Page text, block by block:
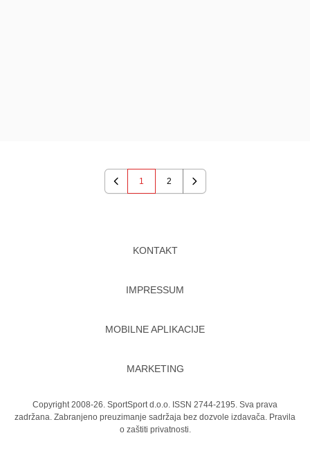
Previous
1 2
Next
KONTAKT
IMPRESSUM
MOBILNE APLIKACIJE
MARKETING
Copyright 2008-26. SportSport d.o.o. ISSN 2744-2195. Sva prava
zadržana. Zabranjeno preuzimanje sadržaja bez dozvole izdavača. Pravila
o zaštiti privatnosti.